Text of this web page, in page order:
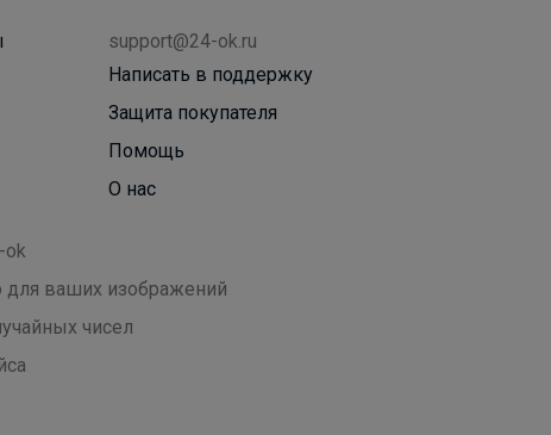
support@24-ok.ru
Написать в поддержку
Защита покупателя
Помощь
О нас
ok
для ваших изображений
чисел